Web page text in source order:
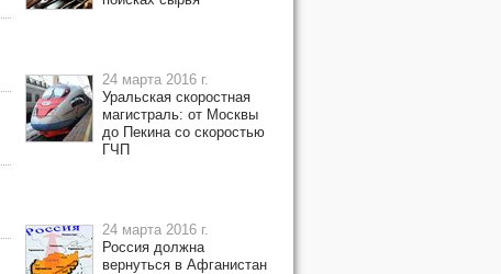
24 марта 2016 г.
Уральская скоростная
магистраль: от Москвы
до Пекина со скоростью
ГЧП
24 марта 2016 г.
Россия должна
вернуться в Афганистан